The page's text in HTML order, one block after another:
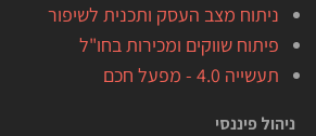
ניתוח מצב העסק ותכנית לשיפור
פיתוח שווקים ומכירות בחו"ל
תעשייה 4.0 - מפעל חכם
ניהול פיננסי